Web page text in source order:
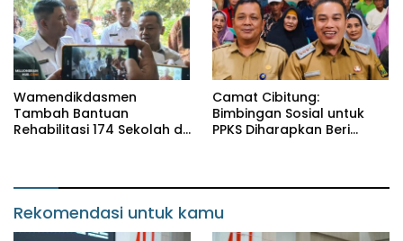
Wamendikdasmen
Tambah Bantuan
Rehabilitasi 174 Sekolah di
Camat Cibitung:
Bimbingan Sosial untuk
PPKS Diharapkan Beri
Rekomendasi untuk kamu